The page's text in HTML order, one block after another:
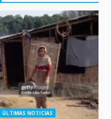
ÚLTIMAS NOTICIAS